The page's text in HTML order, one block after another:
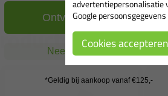
advertentiepersonalisatie
Google
Cookies accepteren
Ontvang de actiecode ›
Nee, ik wil geen cadeau
*Geldig bij aankoop vanaf €125,-